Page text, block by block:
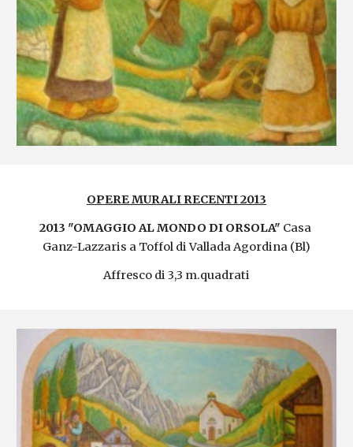
OPERE MURALI RECENTI 2013
2013 "OMAGGIO AL MONDO DI ORSOLA" Casa
Ganz-Lazzaris a Toffol di Vallada Agordina (Bl)
Affresco di 3,3 m.quadrati